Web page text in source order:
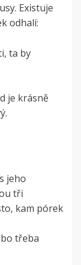
Existuje
odhalí:
ta by
je krásně
jeho
tři
kam pórek
třeba